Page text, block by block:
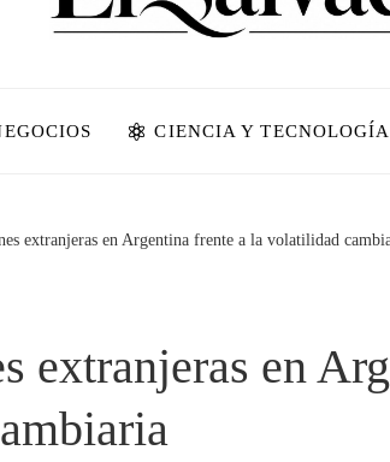
CIENCIA Y TECNOLOGÍA
extranjeras en Argentina frente a la volatilidad
extranjeras en